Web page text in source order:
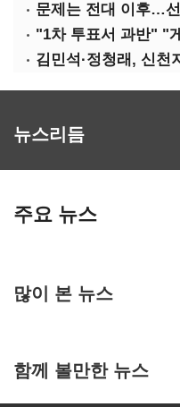
뉴스리듬
주요 뉴스
많이 본 뉴스
함께 볼만한 뉴스